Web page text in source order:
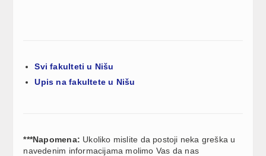
Svi fakulteti u Nišu
Upis na fakultete u Nišu
***Napomena: Ukoliko mislite da postoji neka greška u
navedenim informacijama molimo Vas da nas